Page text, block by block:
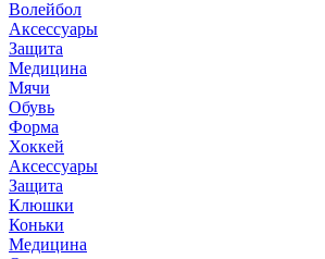
Волейбол
Аксессуары
Защита
Медицина
Мячи
Обувь
Форма
Хоккей
Аксессуары
Защита
Клюшки
Коньки
Медицина